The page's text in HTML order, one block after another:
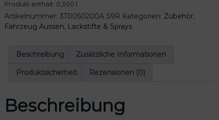
S
k
o
s
p
Produkt enthält: 0,300
Artikelnummer: 3T0050200A S9R Kategorien: Zubehör,
Fahrzeug Aussen, Lackstifte & Sprays
Beschreibung Zusätzliche Informationen
Produktsicherheit Rezensionen (0)
Beschreibung